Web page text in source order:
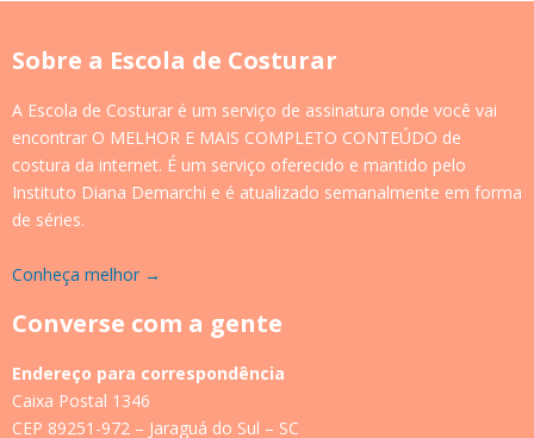
Sobre a Escola de Costurar
A Escola de Costurar é um serviço de assinatura onde você vai
encontrar O MELHOR E MAIS COMPLETO CONTEÚDO de
costura da internet. É um serviço oferecido e mantido pelo
Instituto Diana Demarchi e é atualizado semanalmente em forma
de séries.
Conheça melhor →
Converse com a gente
Endereço para correspondência
Caixa Postal 1346
CEP 89251-972 – Jaraguá do Sul – SC